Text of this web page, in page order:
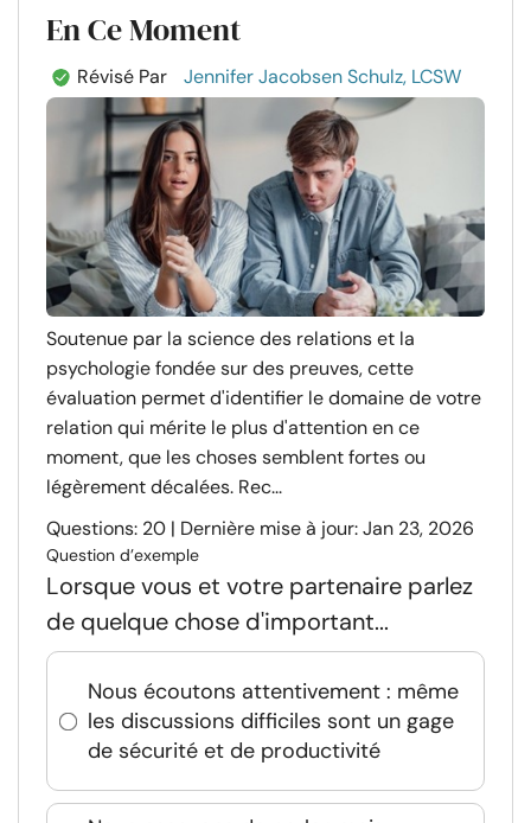
En Ce Moment
Révisé Par Jennifer Jacobsen Schulz, LCSW
Soutenue par la science des relations et la
psychologie fondée sur des preuves, cette
évaluation permet d'identifier le domaine de votre
relation qui mérite le plus d'attention en ce
moment, que les choses semblent fortes ou
légèrement décalées. Rec...
Questions: 20 | Dernière mise à jour: Jan 23, 2026
Question d’exemple
Lorsque vous et votre partenaire parlez
de quelque chose d'important...
Nous écoutons attentivement : même
les discussions difficiles sont un gage
de sécurité et de productivité